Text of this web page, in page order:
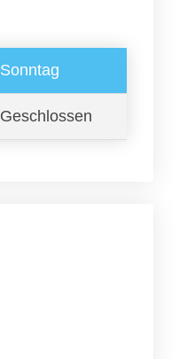
Sonntag
Geschlossen